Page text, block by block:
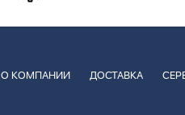
О КОМПАНИИ ДОСТАВКА